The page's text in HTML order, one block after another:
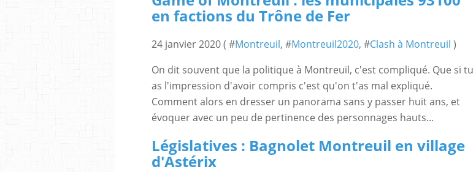
en factions du Trône de Fer
24 janvier 2020 ( #Montreuil, #Montreuil2020, #Clash à Montreuil )
On dit souvent que la politique à Montreuil, c'est compliqué. Que si tu
as l'impression d'avoir compris c'est qu'on t'as mal expliqué.
Comment alors en dresser un panorama sans y passer huit ans, et
évoquer avec un peu de pertinence des personnages hauts...
Législatives : Bagnolet Montreuil en village
d'Astérix